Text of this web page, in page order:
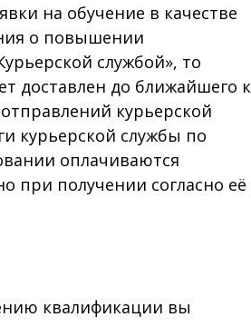
на обучение в качестве
о повышении
службой», то
доставлен до ближайшего к
курьерской
курьерской службы по
оплачиваются
при получении согласно её
квалификации вы